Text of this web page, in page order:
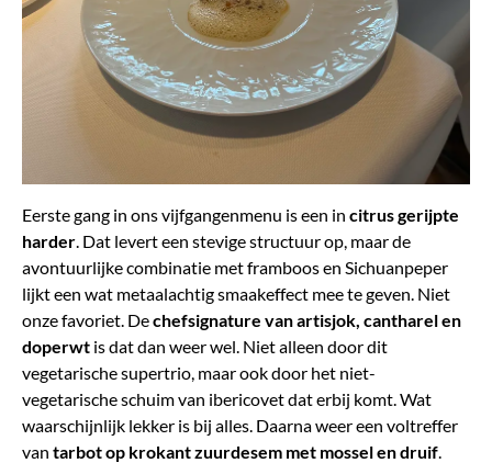
Eerste gang in ons vijfgangenmenu is een in citrus gerijpte
harder. Dat levert een stevige structuur op, maar de
avontuurlijke combinatie met framboos en Sichuanpeper
lijkt een wat metaalachtig smaakeffect mee te geven. Niet
onze favoriet. Dechefsignature van artisjok, cantharel en
doperwt is dat dan weer wel. Niet alleen door dit
vegetarische supertrio, maar ook door het niet-
vegetarische schuim van ibericovet dat erbij komt. Wat
waarschijnlijk lekker is bij alles. Daarna weer een voltreffer
van tarbot op krokant zuurdesem met mossel en druif.